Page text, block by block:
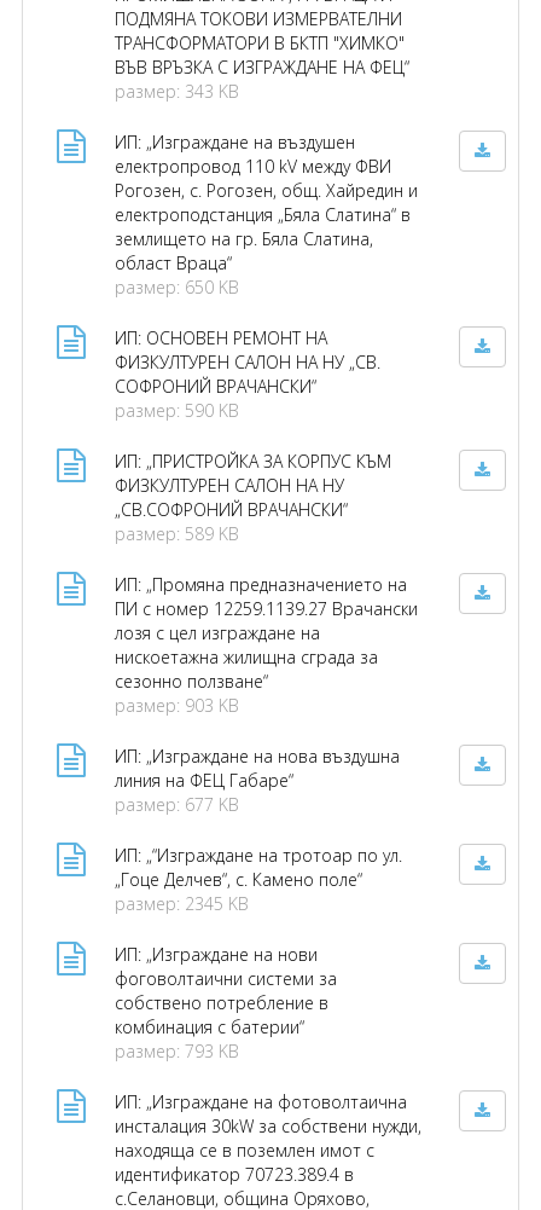
ПОДМЯНА ТОКОВИ ИЗМЕРВАТЕЛНИ
ТРАНСФОРМАТОРИ В БКТП "ХИМКО"
ВЪВ ВРЪЗКА С ИЗГРАЖДАНЕ НА ФЕЦ“
размер: 343 KB
ИП: „Изграждане на въздушен
електропровод 110 kV между ФВИ
Рогозен, с. Рогозен, общ. Хайредин и
електроподстанция „Бяла Слатина“ в
землището на гр. Бяла Слатина,
област Враца“
размер: 650 KB
ИП: ОСНОВЕН РЕМОНТ НА
ФИЗКУЛТУРЕН САЛОН НА НУ „СВ.
СОФРОНИЙ ВРАЧАНСКИ“
размер: 590 KB
ИП: „ПРИСТРОЙКА ЗА КОРПУС КЪМ
ФИЗКУЛТУРЕН САЛОН НА НУ
„СВ.СОФРОНИЙ ВРАЧАНСКИ“
размер: 589 KB
ИП: „Промяна предназначението на
ПИ с номер 12259.1139.27 Врачански
лозя с цел изграждане на
нискоетажна жилищна сграда за
сезонно ползване“
размер: 903 KB
ИП: „Изграждане на нова въздушна
линия на ФЕЦ Габаре“
размер: 677 KB
ИП: „“Изграждане на тротоар по ул.
„Гоце Делчев“, с. Камено поле“
размер: 2345 KB
ИП: „Изграждане на нови
фоговолтаични системи за
собствено потребление в
комбинация с батерии“
размер: 793 KB
ИП: „Изграждане на фотоволтаична
инсталация 30kW за собствени нужди,
находяща се в поземлен имот с
идентификатор 70723.389.4 в
с.Селановци, община Оряхово,